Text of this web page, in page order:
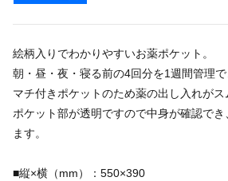
絵柄入りでわかりやすいお薬ポケット。
朝・昼・夜・寝る前の4回分を1週間管理で
マチ付きポケットのため薬の出し入れがス
ポケット部が透明ですので中身が確認で
ます。
■縦×横（mm）：550×390